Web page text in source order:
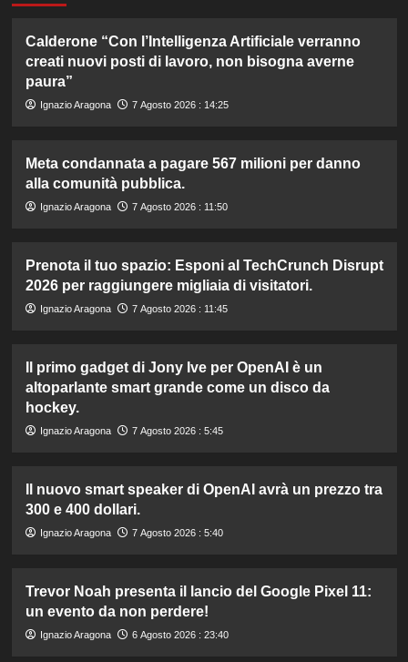
Calderone “Con l’Intelligenza Artificiale verranno
creati nuovi posti di lavoro, non bisogna averne
paura”
Ignazio Aragona 7 Agosto 2026 : 14:25
Meta condannata a pagare 567 milioni per danno
alla comunità pubblica.
Ignazio Aragona 7 Agosto 2026 : 11:50
Prenota il tuo spazio: Esponi al TechCrunch Disrupt
2026 per raggiungere migliaia di visitatori.
Ignazio Aragona 7 Agosto 2026 : 11:45
Il primo gadget di Jony Ive per OpenAI è un
altoparlante smart grande come un disco da
hockey.
Ignazio Aragona 7 Agosto 2026 : 5:45
Il nuovo smart speaker di OpenAI avrà un prezzo tra
300 e 400 dollari.
Ignazio Aragona 7 Agosto 2026 : 5:40
Trevor Noah presenta il lancio del Google Pixel 11:
un evento da non perdere!
Ignazio Aragona 6 Agosto 2026 : 23:40